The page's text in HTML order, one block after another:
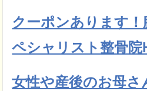
クーポンあります！
ペシャリスト整骨院
女性や産後のお母さ